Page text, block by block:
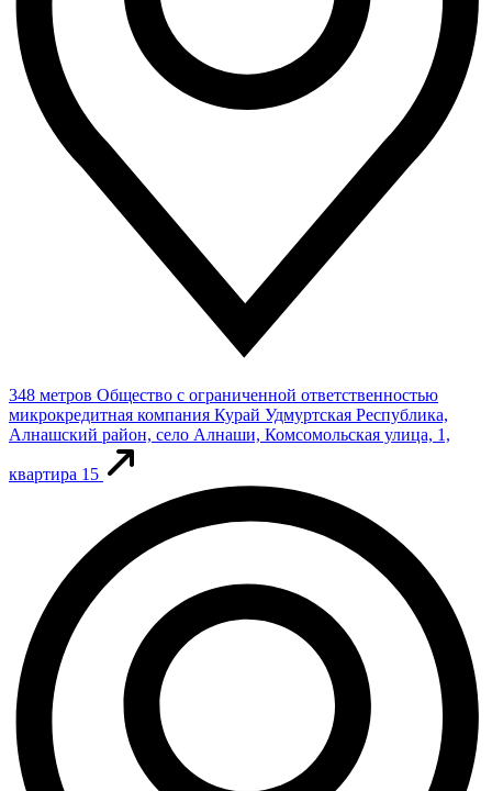
348 метров Общество с ограниченной ответственностью
микрокредитная компания Курай Удмуртская Республика,
Алнашский район, село Алнаши, Комсомольская улица, 1,
квартира 15